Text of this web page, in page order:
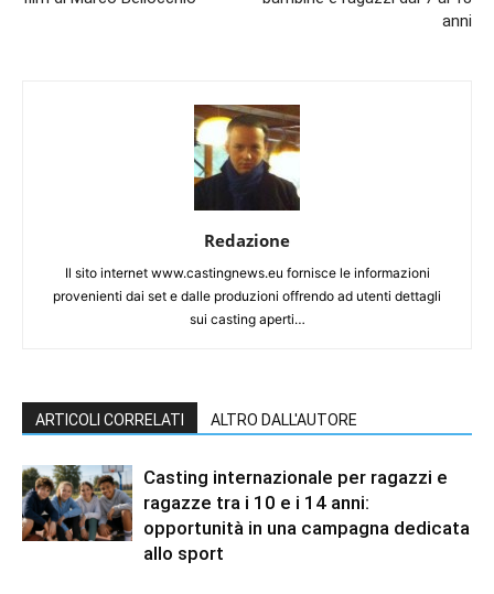
anni
Redazione
Il sito internet www.castingnews.eu fornisce le informazioni
provenienti dai set e dalle produzioni offrendo ad utenti dettagli
sui casting aperti…
ARTICOLI CORRELATI ALTRO DALL'AUTORE
Casting internazionale per ragazzi e
ragazze tra i 10 e i 14 anni:
opportunità in una campagna dedicata
allo sport